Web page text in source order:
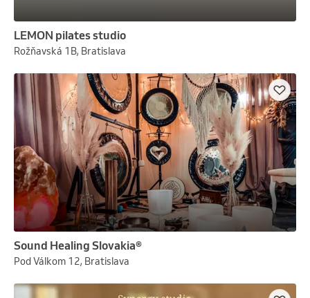
LEMON pilates studio
Rožňavská 1B, Bratislava
Sound Healing Slovakia®
Pod Válkom 12, Bratislava